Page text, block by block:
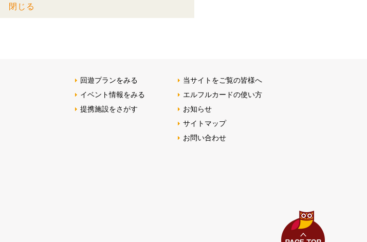
閉じる
回遊プランをみる
イベント情報をみる
提携施設をさがす
当サイトをご覧の皆様へ
エルフルカードの使い方
お知らせ
サイトマップ
お問い合わせ